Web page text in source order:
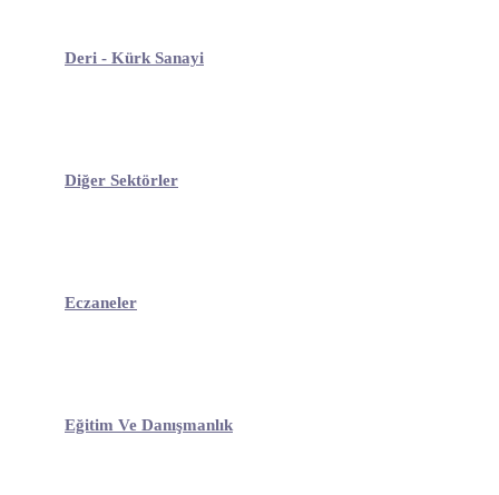
Deri - Kürk Sanayi
Diğer Sektörler
Eczaneler
Eğitim Ve Danışmanlık